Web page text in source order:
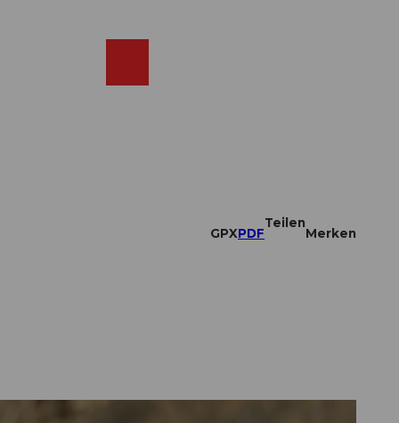
GPXPDF
Teilen
Merken